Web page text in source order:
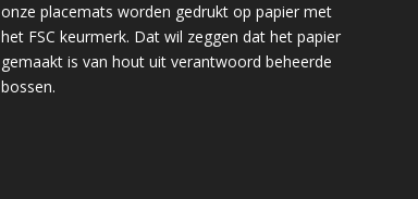
onze placemats worden gedrukt op papier met
het FSC keurmerk. Dat wil zeggen dat het papier
gemaakt is van hout uit verantwoord beheerde
bossen.